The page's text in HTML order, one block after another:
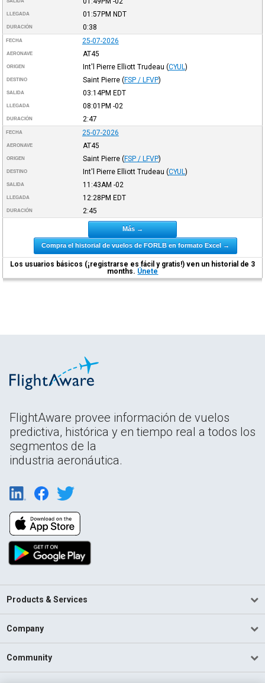
LLEGADA 01:57PM NDT
DURACIÓN 0:38
FECHA 25-07-2026
AERONAVE AT45
ORIGEN Int'l Pierre Elliott Trudeau (CYUL )
DESTINO Saint Pierre (FSP / LFVP)
SALIDA 03:14PM EDT
LLEGADA 08:01PM -02
DURACIÓN 2:47
FECHA 25-07-2026
AERONAVE AT45
ORIGEN Saint Pierre (FSP / LFVP)
DESTINO Int'l Pierre Elliott Trudeau (CYUL )
SALIDA 11:43AM -02
LLEGADA 12:28PM EDT
DURACIÓN 2:45
Más →
Compra el historial de vuelos de FORLB en formato Excel →
Los usuarios básicos (¡registrarse es fácil y gratis!) ven un historial de 3
months. Únete
FlightAware provee información de vuelos
predictiva, histórica y en tiempo real a todos los
segmentos de la
industria aeronáutica.
Products & Services
Company
Community